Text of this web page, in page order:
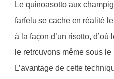
Le quinoasotto aux
farfelu se cache en réalité
à la façon d’un risotto, d’où
le retrouvons même sous le
L’avantage de cette